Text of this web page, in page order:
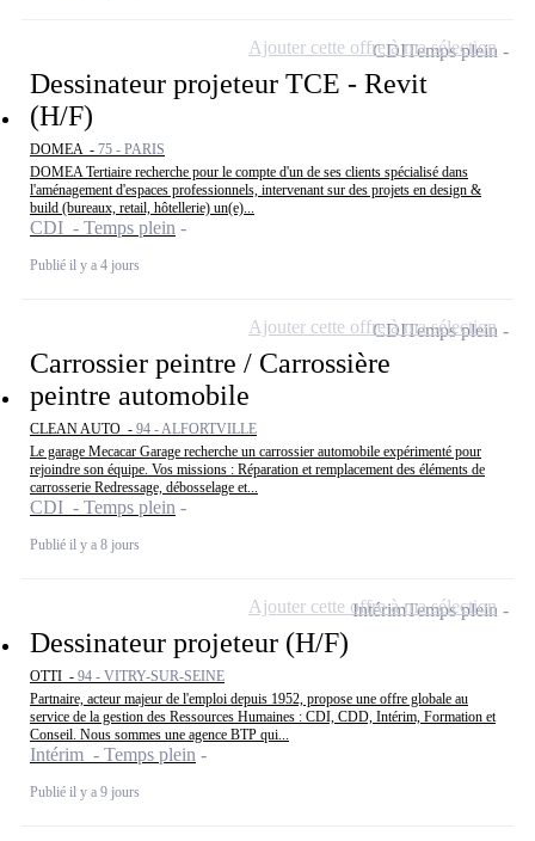
Dessinateur projeteur TCE - Revit
(H/F)
DOMEA - 75 - PARIS
DOMEA Tertiaire recherche pour le compte d'un de ses clients spécialisé dans
l'aménagement d'espaces professionnels, intervenant sur des projets en design &
build (bureaux, retail, hôtellerie) un(e)...
CDI - Temps plein
Publié il y a 4 jours
CDITemps plein
Ajouter cette offre à ma sélection
Carrossier peintre / Carrossière
peintre automobile
CLEAN AUTO - 94 - ALFORTVILLE
Le garage Mecacar Garage recherche un carrossier automobile expérimenté pour
rejoindre son équipe. Vos missions : Réparation et remplacement des éléments de
carrosserie Redressage, débosselage et...
CDI - Temps plein
Publié il y a 8 jours
CDITemps plein
Ajouter cette offre à ma sélection
Dessinateur projeteur (H/F)
OTTI - 94 - VITRY-SUR-SEINE
Partnaire, acteur majeur de l'emploi depuis 1952, propose une offre globale au
service de la gestion des Ressources Humaines : CDI, CDD, Intérim, Formation et
Conseil. Nous sommes une agence BTP qui...
Intérim - Temps plein
Publié il y a 9 jours
IntérimTemps plein
Ajouter cette offre à ma sélection